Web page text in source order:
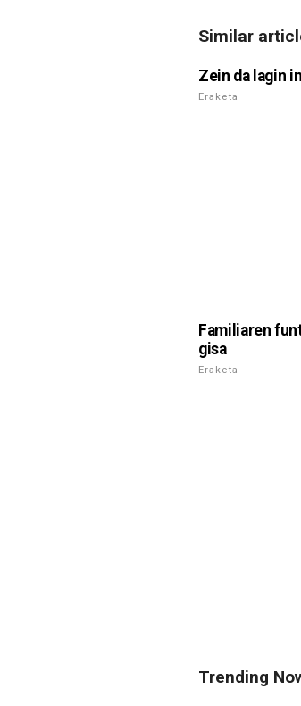
Similar
Zein da lagin
Eraketa
Familiaren
gisa
Eraketa
Trending